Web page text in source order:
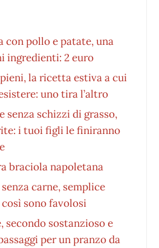
pollo e patate, una
ingredienti: 2 euro
la ricetta estiva a cui
uno tira l’altro
senza schizzi di grasso,
i tuoi figli le finiranno
braciola napoletana
carne, semplice
sono favolosi
secondo sostanzioso e
per un pranzo da